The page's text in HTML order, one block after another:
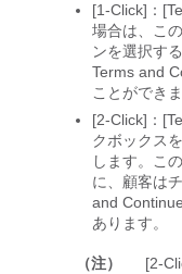
[1-Click]：
場合は、こ
ンを選択す
Terms and
ことができま
[2-Click]：
クボックス
します。
こ
に、顧客は
and
あります。
（注）
[2-